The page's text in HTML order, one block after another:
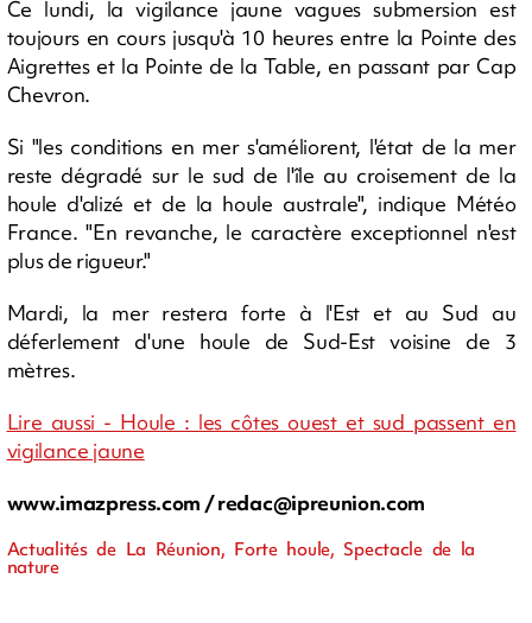
Ce lundi, la vigilance jaune vagues submersion est
toujours en cours jusqu'à 10 heures entre la Pointe des
Aigrettes et la Pointe de la Table, en passant par Cap
Chevron.
Si "les conditions en mer s'améliorent, l'état de la mer
reste dégradé sur le sud de l'île au croisement de la
houle d'alizé et de la houle australe", indique Météo
France. "En revanche, le caractère exceptionnel n'est
plus de rigueur."
Mardi, la mer restera forte à l'Est et au Sud au
déferlement d'une houle de Sud-Est voisine de 3
mètres.
Lire aussi - Houle : les côtes ouest et sud passent en
vigilance jaune
www.imazpress.com /redac@ipreunion.com
Actualités de La Réunion, Forte houle, Spectacle de la
nature